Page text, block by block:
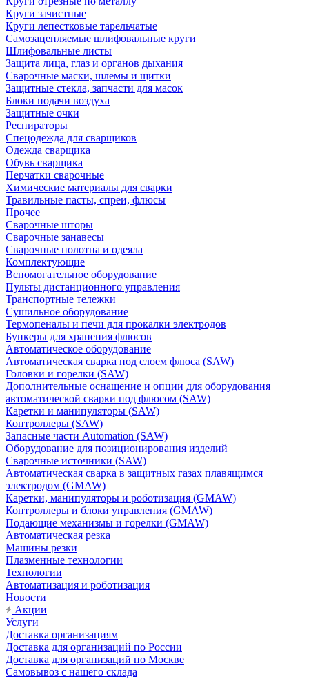
Круги зачистные
Круги лепестковые тарельчатые
Самозацепляемые шлифовальные круги
Шлифовальные листы
Защита лица, глаз и органов дыхания
Сварочные маски, шлемы и щитки
Защитные стекла, запчасти для масок
Блоки подачи воздуха
Защитные очки
Респираторы
Спецодежда для сварщиков
Одежда сварщика
Обувь сварщика
Перчатки сварочные
Химические материалы для сварки
Травильные пасты, спреи, флюсы
Прочее
Сварочные шторы
Сварочные занавесы
Сварочные полотна и одеяла
Комплектующие
Вспомогательное оборудование
Пульты дистанционного управления
Транспортные тележки
Сушильное оборудование
Термопеналы и печи для прокалки электродов
Бункеры для хранения флюсов
Автоматическое оборудование
Автоматическая сварка под слоем флюса (SAW)
Головки и горелки (SAW)
Дополнительные оснащение и опции для оборудования
автоматической сварки под флюсом (SAW)
Каретки и манипуляторы (SAW)
Контроллеры (SAW)
Запасные части Automation (SAW)
Оборудование для позиционирования изделий
Сварочные источники (SAW)
Автоматическая сварка в защитных газах плавящимся
электродом (GMAW)
Каретки, манипуляторы и роботизация (GMAW)
Контроллеры и блоки управления (GMAW)
Подающие механизмы и горелки (GMAW)
Автоматическая резка
Машины резки
Плазменные технологии
Технологии
Автоматизация и роботизация
Новости
Акции
Услуги
Доставка организациям
Доставка для организаций по России
Доставка для организаций по Москве
Самовывоз с нашего склада